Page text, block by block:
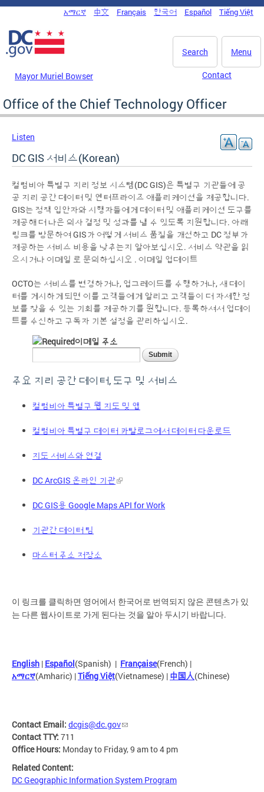
Skip to main content
DC Agency Top Menu
አማርኛ 中文 Français 한국어 Español Tiếng Việt
Menu
Search
Mayor Muriel Bowser Contact
Office of the Chief Technology Officer
Listen
DC GIS 서비스(Korean)
컬럼비아 특별구 지리 정보 시스템(DC GIS)은 특별구 기관들에 공
공 지리 공간 데이터 및 엔터프라이즈 애플리케이션을 제공합니다.
GIS는 정책 입안자와 시행자들에게 데이터 및 애플리케이션 도구를
제공해 더 나은 의사 결정 및 성과를 낼 수 있도록 지원합니다. 아래
링크를 방문하여 GIS가 어떻게 서비스 품질을 개선하고 DC 정부가
제공하는 서비스 비용을 낮추는지 알아보십시오. 서비스 약관을 읽
으시거나 이메일 로 문의하십시오 . 이메일 업데이트
OCTO는 서비스를 변경하거나, 업그레이드를 수행하거나, 새 데이
터를 게시하게 되면 이를 고객들에게 알리고 고객들이 더 자세한 정
보를 찾을 수 있는 기회를 제공하기를 원합니다. 등록하셔서 업데이
트를 수신하고 구독자 기본 설정을 관리하십시오.
이메일 주소
주요 지리 공간 데이터, 도구 및 서비스
컬럼비아 특별구 웹 지도 및 앱
컬럼비아 특별구 데이터 카탈로그에서 데이터 다운로드
지도 서비스와 연결
DC ArcGIS 온라인 기관
DC GIS용 Google Maps API for Work
기관간 데이터 팀
마스터 주소 저장소
이 링크를 클릭하면 영어에서 한국어로 번역되지 않은 콘텐츠가 있
는 다른 웹사이트로 가게 된다는 것을 알아 두시기 바랍니다.
English | Español(Spanish) | Française(French) |
አማርኛ(Amharic) | Tiếng Việt(Vietnamese) | 中国人(Chinese)
Contact Email: dcgis@dc.gov
Contact TTY: 711
Office Hours: Monday to Friday, 9 am to 4 pm
Related Content:
DC Geographic Information System Program